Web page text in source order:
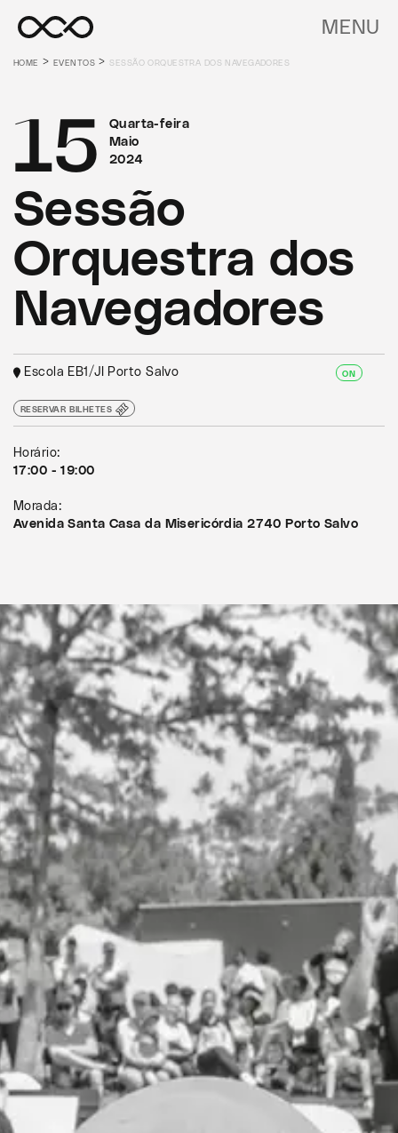
MENU
HOME >EVENTOS > SESSÃO ORQUESTRA DOS NAVEGADORES
Quarta-feira
Maio
2024
15
Sessão
Orquestra dos
Navegadores
Escola EB1/JI Porto Salvo ON
RESERVAR BILHETES
Horário:
17:00 - 19:00
Morada:
Avenida Santa Casa da Misericórdia 2740 Porto Salvo